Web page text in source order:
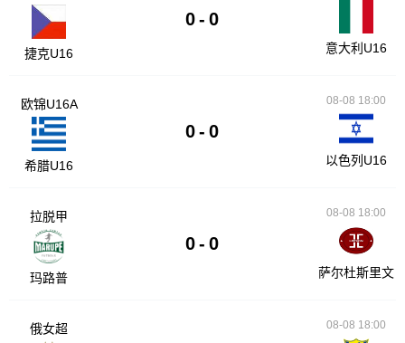
捷克U16
0 - 0
意大利U16
欧锦U16A
希腊U16
0 - 0
08-08 18:00
以色列U16
拉脱甲
玛路普
0 - 0
08-08 18:00
萨尔杜斯里文
俄女超 08-08 18:00